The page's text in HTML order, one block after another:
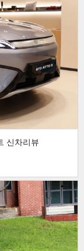
신차리뷰